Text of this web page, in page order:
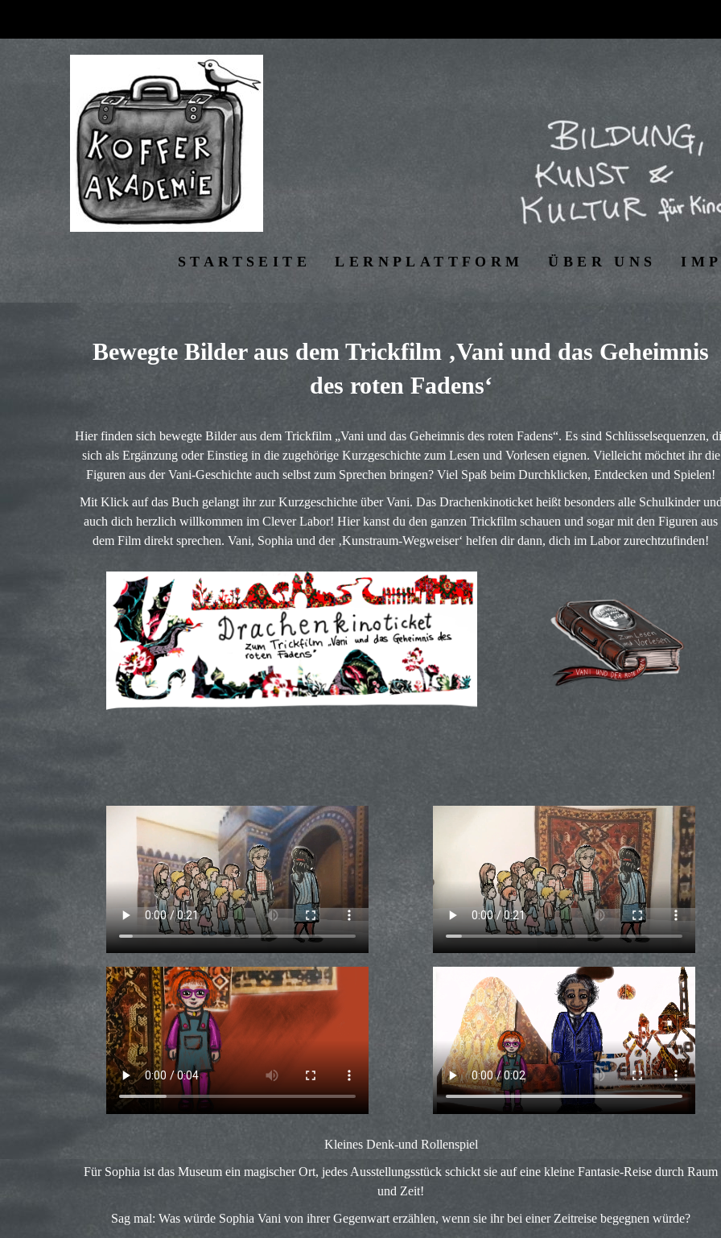
STARTSEITE LERNPLATTFORM ÜBER UNS
Bewegte Bilder aus dem Trickfilm ‚Vani und das Geheimnis
des roten Fadens‘
Hier finden sich bewegte Bilder aus dem Trickfilm „Vani und das Geheimnis des roten Fadens“. Es sind Schlüsselsequenzen,
sich als Ergänzung oder Einstieg in die zugehörige Kurzgeschichte zum Lesen und Vorlesen eignen. Vielleicht möchtet ihr die
Figuren aus der Vani-Geschichte auch selbst zum Sprechen bringen? Viel Spaß beim Durchklicken, Entdecken und Spielen!
Mit Klick auf das Buch gelangt ihr zur Kurzgeschichte über Vani. Das Drachenkinoticket heißt besonders alle Schulkinder
auch dich herzlich willkommen im Clever Labor! Hier kanst du den ganzen Trickfilm schauen und sogar mit den Figuren aus
dem Film direkt sprechen. Vani, Sophia und der ‚Kunstraum-Wegweiser‘ helfen dir dann, dich im Labor zurechtzufinden!
Kleines Denk-und Rollenspiel
Für Sophia ist das Museum ein magischer Ort, jedes Ausstellungsstück schickt sie auf eine kleine Fantasie-Reise durch Raum
und Zeit!
Sag mal: Was würde Sophia Vani von ihrer Gegenwart erzählen, wenn sie ihr bei einer Zeitreise begegnen würde?